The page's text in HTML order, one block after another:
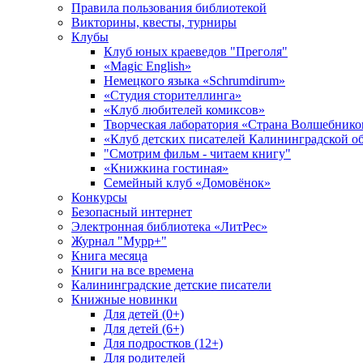
Правила пользования библиотекой
Викторины, квесты, турниры
Клубы
Клуб юных краеведов "Преголя"
«Magic English»
Немецкого языка «Schrumdirum»
«Студия сторителлинга»
«Клуб любителей комиксов»
Творческая лаборатория «Страна
«Клуб детских писателей Калининградской
"Смотрим фильм - читаем книгу"
«Книжкина гостиная»
Семейный клуб «Домовёнок»
Конкурсы
Безопасный интернет
Электронная библиотека «ЛитРес»
Журнал "Мурр+"
Книга месяца
Книги на все времена
Калининградские детские писатели
Книжные новинки
Для детей (0+)
Для детей (6+)
Для подростков (12+)
Для родителей